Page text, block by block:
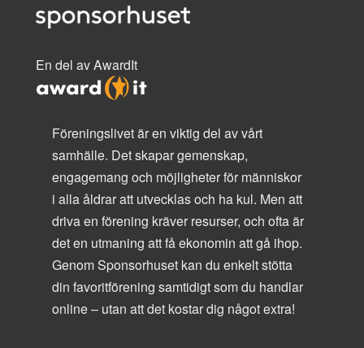
En del av AwardIt
Föreningslivet är en viktig del av vårt
samhälle. Det skapar gemenskap,
engagemang och möjligheter för människor
i alla åldrar att utvecklas och ha kul. Men att
driva en förening kräver resurser, och ofta är
det en utmaning att få ekonomin att gå ihop.
Genom Sponsorhuset kan du enkelt stötta
din favoritförening samtidigt som du handlar
online – utan att det kostar dig något extra!